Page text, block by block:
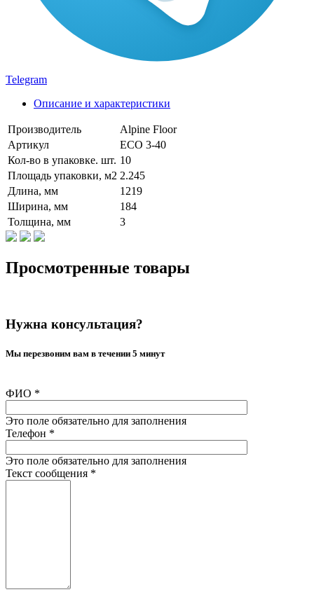
Telegram
Описание и характеристики
Производитель
Alpine Floor
Артикул
ЕСО 3-40
Кол-во в упаковке. шт. 10
Площадь упаковки, м2 2.245
Длина, мм
1219
Ширина, мм
184
Толщина, мм
3
Просмотренные товары
Нужна консультация?
Мы перезвоним вам в течении 5 минут
ФИО *
Это поле обязательно для заполнения
Телефон *
Это поле обязательно для заполнения
Текст сообщения *